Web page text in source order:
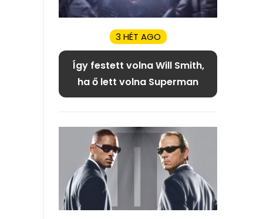
3 HÉT AGO
Így festett volna Will Smith,
ha ő lett volna Superman